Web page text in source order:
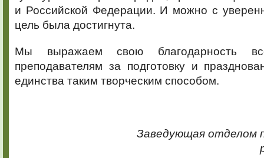
и Российской Федерации. И можно с
цель была достигнута.
Мы выражаем свою благодарность
преподавателям за подготовку и
единства таким творческим способом.
Заведующая отделом